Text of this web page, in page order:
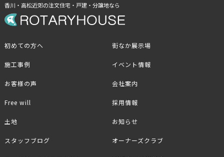
香川・高松近郊の注文住宅・戸建・分譲地なら
初めての方へ
施工事例
お客様の声
Free will
土地
街なか展示場
イベント情報
会社案内
採用情報
お知らせ
スタッフブログ オーナーズクラブ